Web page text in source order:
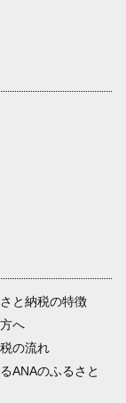
と納税の特徴
へ
の流れ
ANAのふるさと